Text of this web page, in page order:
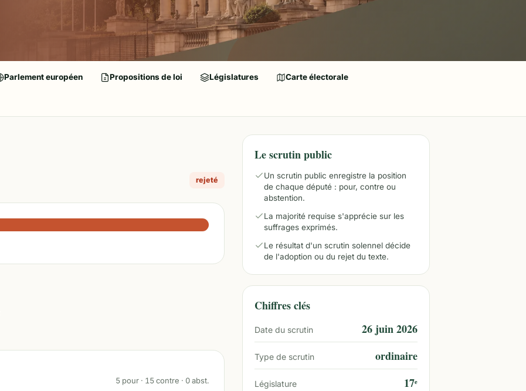
Parlement européen Propositions de loi Législatures Carte électorale
rejeté
5 pour · 15contre · 0abst.
Le scrutin public
Un scrutin public enregistre la position
de chaque député : pour, contre ou
abstention.
La majorité requise s'apprécie sur les
suffrages exprimés.
Le résultat d'un scrutin solennel décide
de l'adoption ou du rejet du texte.
Chiffres clés
Date du scrutin 26 juin 2026
Type de scrutin ordinaire
Législature 17ᵉ